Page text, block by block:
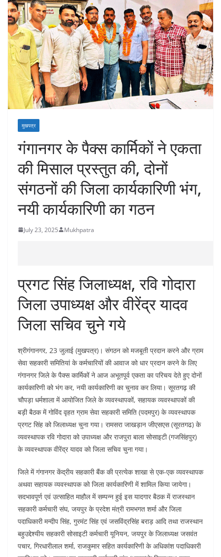
मुखपत्र
गंगानगर के पैक्स कार्मिकों ने एकता
की मिसाल प्रस्तुत की, दोनों
संगठनों की जिला कार्यकारिणी भंग,
नयी कार्यकारिणी का गठन
July 23, 2025 Mukhpatra
प्रगट सिंह जिलाध्यक्ष, रवि गोदारा
जिला उपाध्यक्ष और वीरेंद्र यादव
जिला सचिव चुने गये
श्रीगंगानगर, 23 जुलाई (मुखपत्र)। संगठन को मजबूती प्रदान करने और ग्राम
सेवा सहकारी समितियां के कर्मचारियों की आवाज को धार प्रदान करने के लिए
गंगानगर जिले के पैक्स कार्मिकों ने आज अभूतपूर्व एकता का परिचय देते हुए दोनों
कार्यकारिणी को भंग कर, नयी कार्यकारिणी का चुनाव कर लिया। सूरतगढ़ की
चौपड़ा धर्मशाला में आयोजित जिले के व्यवस्थापकों, सहायक व्यवस्थापकों की
बड़ी बैठक में गोविंद वृहत ग्राम सेवा सहकारी समिति (पदमपुर) के व्यवस्थापक
प्रगट सिंह को जिलाध्यक्ष चुना गया। रामसरा जाखड़ान जीएसएस (सूरतगढ) के
व्यवस्थापक रवि गोदारा को उपाध्यक्ष और राजपुरा बाला सोसाइटी (गजसिंहपुर)
के व्यवस्थापक वीरेंद्र यादव को जिला सचिव चुना गया।
जिले में गंगानगर केंद्रीय सहकारी बैंक की प्रत्येक शाखा से एक-एक व्यवस्थापक
अथवा सहायक व्यवस्थापक को जिला कार्यकारिणी में शामिल किया जायेगा।
सदभावपूर्ण एवं उत्साहित माहौल में सम्पन्न हुई इस यादगार बैठक में राजस्थान
सहकारी कर्मचारी संघ, जयपुर के प्रदेश मंत्री रामभगत शर्मा और जिला
पदाधिकारी मन्दीप सिंह, गुरमंट सिंह एवं जसविंद्रसिंह बराड़ आदि तथा राजस्थान
बहुउद्देश्यीय सहकारी सोसाइटी कर्मचारी यूनियन, जयपुर के जिलाध्यक्ष जसवंत
पचार, गिरधारीलाल शर्मा, राजकुमार सहित कार्यकारिणी के अधिकांश पदाधिकारी